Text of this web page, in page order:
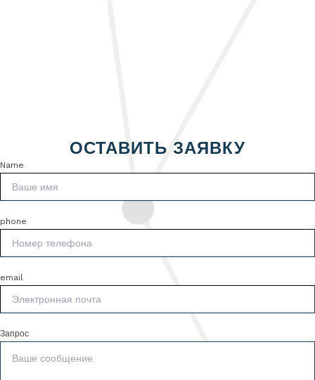
ОСТАВИТЬ ЗАЯВКУ
Name
phone
email
Запрос